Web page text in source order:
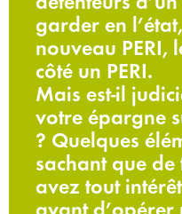
garder en
nouveau PERI,
côté un PERI.
Mais est-il
votre épargne
? Quelques
sachant que
avez tout